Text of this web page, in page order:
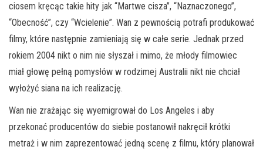
ciosem kręcąc takie hity jak “Martwe cisza”, “Naznaczonego”,
“Obecność”, czy “Wcielenie”. Wan z pewnością potrafi produkować
filmy, które następnie zamieniają się w całe serie. Jednak przed
rokiem 2004 nikt o nim nie słyszał i mimo, że młody filmowiec
miał głowę pełną pomysłów w rodzimej Australii nikt nie chciał
wyłożyć siana na ich realizację.
Wan nie zrażając się wyemigrował do Los Angeles i aby
przekonać producentów do siebie postanowił nakręcił krótki
metraż i w nim zaprezentować jedną scenę z filmu, który planował